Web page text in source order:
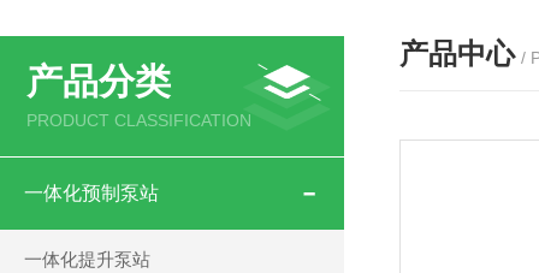
产品分类
PRODUCT CLASSIFICATION
一体化预制泵站
一体化提升泵站
产品中心 /